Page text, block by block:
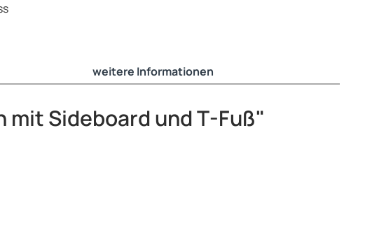
weitere Informationen
Sideboard und T-Fuß"